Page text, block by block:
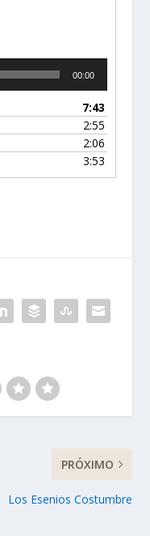
00:00
7:43
2:55
2:06
3:53
PRÓXIMO
Los Esenios Costumbre